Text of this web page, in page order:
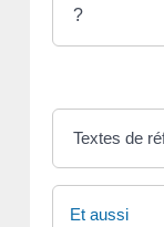
?
Textes de
Et aussi